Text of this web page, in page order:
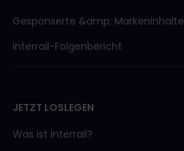
Gesponserte &amp; Markeninhalte
Interrail-Folgenbericht
JETZT LOSLEGEN
Was ist Interrail?